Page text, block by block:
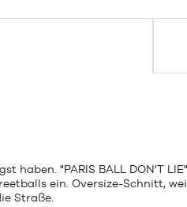
haben. "PARIS BALL DON'T LIE"
ein. Oversize-Schnitt,
Straße.